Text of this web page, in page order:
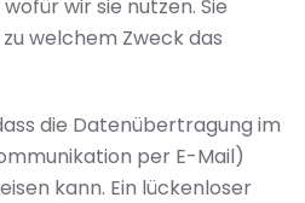
wir sie nutzen. Sie
welchem Zweck das
die Datenübertragung im
per E-Mail)
kann. Ein lückenloser